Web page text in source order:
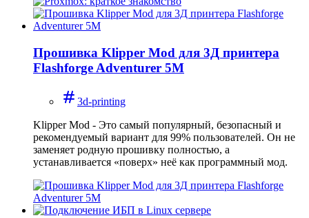
Прошивка Klipper Mod для 3Д принтера
Flashforge Adventurer 5M
3d-printing
Klipper Mod - Это самый популярный, безопасный и
рекомендуемый вариант для 99% пользователей. Он не
заменяет родную прошивку полностью, а
устанавливается «поверх» неё как программный мод.